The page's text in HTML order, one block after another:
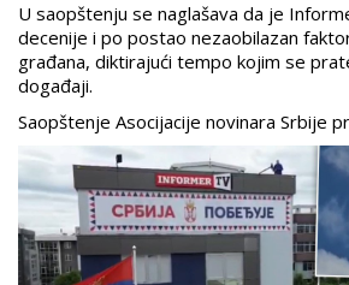
U saopštenju se naglašava da je
decenije i po postao nezaobilazan
građana, diktirajući tempo kojim se
događaji.
Saopštenje Asocijacije novinara Srbije